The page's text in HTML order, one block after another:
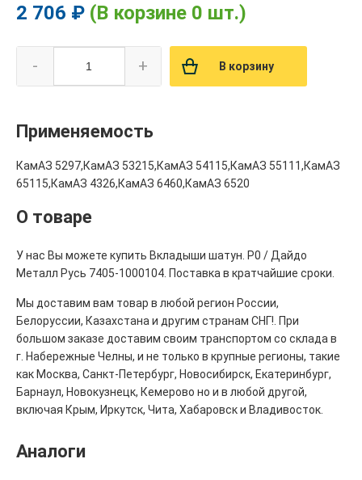
2 706 ₽ (В корзине 0 шт.)
- + В корзину
Применяемость
КамАЗ 5297,КамАЗ 53215,КамАЗ 54115,КамАЗ 55111,КамАЗ
65115,КамАЗ 4326,КамАЗ 6460,КамАЗ 6520
О товаре
У нас Вы можете купить Вкладыши шатун. Р0 / Дайдо
Металл Русь 7405-1000104. Поставка в кратчайшие сроки.
Мы доставим вам товар в любой регион России,
Белоруссии, Казахстана и другим странам СНГ!. При
большом заказе доставим своим транспортом со склада в
г. Набережные Челны, и не только в крупные регионы, такие
как Москва, Санкт-Петербург, Новосибирск, Екатеринбург,
Барнаул, Новокузнецк, Кемерово но и в любой другой,
включая Крым, Иркутск, Чита, Хабаровск и Владивосток.
Аналоги